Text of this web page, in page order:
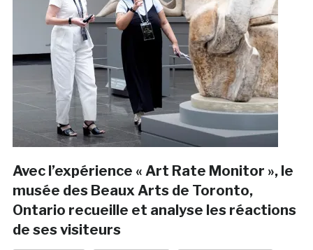
Avec l’expérience « Art Rate Monitor », le
musée des Beaux Arts de Toronto,
Ontario recueille et analyse les réactions
de ses visiteurs